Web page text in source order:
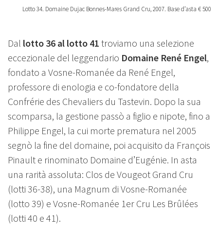
Lotto 34. Domaine Dujac Bonnes-Mares Grand Cru, 2007. Base d’asta € 500
Dal lotto 36 al lotto 41 troviamo una selezione
eccezionale del leggendario Domaine René Engel,
fondato a Vosne-Romanée da René Engel,
professore di enologia e co-fondatore della
Confrérie des Chevaliers du Tastevin. Dopo la sua
scomparsa, la gestione passò a figlio e nipote, fino a
Philippe Engel, la cui morte prematura nel 2005
segnò la fine del domaine, poi acquisito da François
Pinault e rinominato Domaine d’Eugénie. In asta
una rarità assoluta: Clos de Vougeot Grand Cru
(lotti 36-38), una Magnum di Vosne-Romanée
(lotto 39) e Vosne-Romanée 1er Cru Les Brûlées
(lotti 40 e 41).